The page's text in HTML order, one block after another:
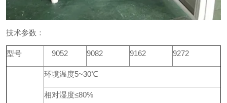
技术参数：
型号 9052 9082 9162 9272
环境温度5~30℃
相对湿度≤80%